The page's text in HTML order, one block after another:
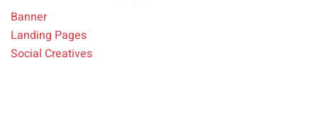
Banner
Landing Pages
Social Creatives